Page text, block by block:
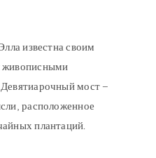
известна своим
живописными
мост –
расположенное
плантаций.